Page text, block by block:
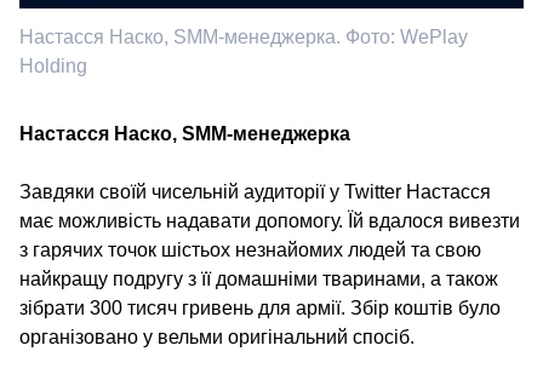
Настасся Наско, SMM-менеджерка. Фото: WePlay
Holding
Настасся Наско, SMM-менеджерка
Завдяки своїй чисельній аудиторії у Twitter Настасся
має можливість надавати допомогу. Їй вдалося вивезти
з гарячих точок шістьох незнайомих людей та свою
найкращу подругу з її домашніми тваринами, а також
зібрати 300 тисяч гривень для армії. Збір коштів було
організовано у вельми оригінальний спосіб.